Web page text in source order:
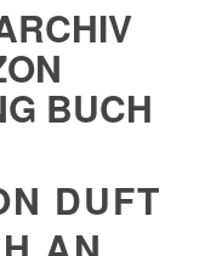
BUCH
DUFT